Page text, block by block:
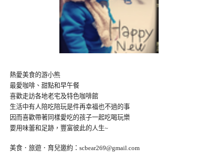
熱愛美食的游小熊
最愛咖啡、甜點和早午餐
喜歡走訪各地老宅及特色咖啡館
生活中有人陪吃陪玩是件再幸福也不過的事
因而喜歡帶著同樣愛吃的孩子一起吃喝玩樂
要用味蕾和足跡，豐富彼此的人生~
美食．旅遊．育兒邀約： scbear269@gmail.com